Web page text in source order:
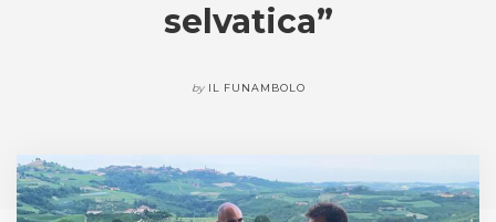
selvatica”
by IL FUNAMBOLO